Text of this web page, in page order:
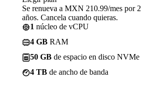
Se renueva a MXN 210.99/mes por 2
años. Cancela cuando quieras.
1 núcleo de vCPU
4 GB RAM
50 GB de espacio en disco NVMe
4 TB de ancho de banda